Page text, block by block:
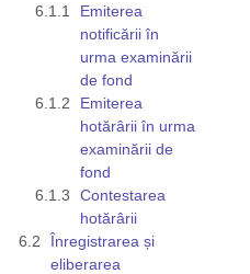
Emiterea
notificării în
urma examinării
de fond
Emiterea
hotărârii în urma
examinării de
fond
Contestarea
hotărârii
Înregistrarea și
eliberarea